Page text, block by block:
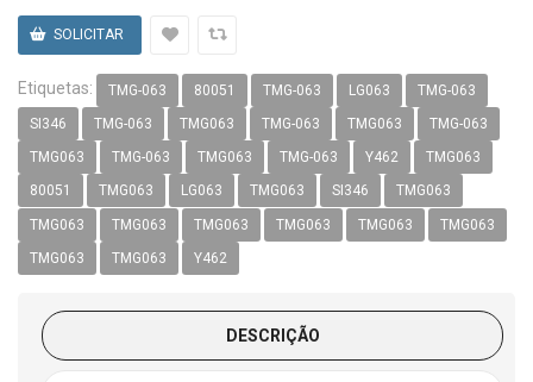
Etiquetas: TMG-063 80051 TMG-063 LG063 TMG-063
SI346 TMG-063 TMG063 TMG-063 TMG063 TMG-063
TMG063 TMG-063 TMG063 TMG-063 Y462 TMG063
80051 TMG063 LG063 TMG063 SI346 TMG063
TMG063 TMG063 TMG063 TMG063 TMG063 TMG063
TMG063 TMG063 Y462
DESCRIÇÃO